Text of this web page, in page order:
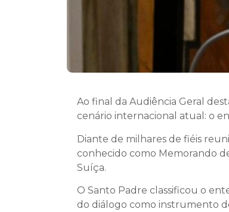
Ao final da Audiência Geral
cenário internacional atual: o
Diante de milhares de fiéis
conhecido como Memorando
Suíça.
O Santo Padre classificou o
do diálogo como instrumento